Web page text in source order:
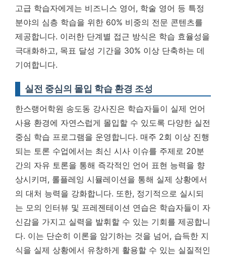
고급 학습자에게는 비즈니스 영어, 학술 영어 등 특정
분야의 심층 학습을 위한 60% 비중의 전문 콘텐츠를
제공합니다. 이러한 단계별 접근 방식은 학습 효율성을
극대화하고, 목표 달성 기간을 30% 이상 단축하는 데
기여합니다.
실전 중심의 몰입 학습 환경 조성
한스랭어학원 송도동 강사진은 학습자들이 실제 언어
사용 환경에 자연스럽게 몰입할 수 있도록 다양한 실전
중심 학습 프로그램을 운영합니다. 매주 2회 이상 진행
되는 토론 수업에서는 최신 시사 이슈를 주제로 20분
간의 자유 토론을 통해 즉각적인 언어 표현 능력을 향
상시키며, 롤플레잉 시뮬레이션을 통해 실제 상황에서
의 대처 능력을 강화합니다. 또한, 정기적으로 실시되
는 모의 인터뷰 및 프레젠테이션 연습은 학습자들이 자
신감을 가지고 실력을 발휘할 수 있는 기회를 제공합니
다. 이는 단순히 이론을 암기하는 것을 넘어, 습득한 지
식을 실제 상황에서 유창하게 활용할 수 있는 실질적인